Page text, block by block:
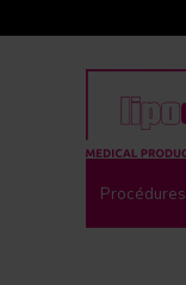
Procédures